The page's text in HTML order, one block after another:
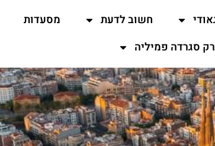
חשוב לדעת מסעדות
סגרדה פמיליה